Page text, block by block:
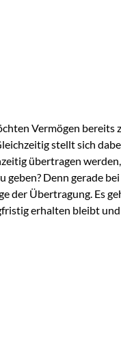
für diese
Vermögen bereits
stellt sich
übertragen
geben? Denn gerade
der Übertragung. Es
erhalten bleibt
seiner Tochter einen